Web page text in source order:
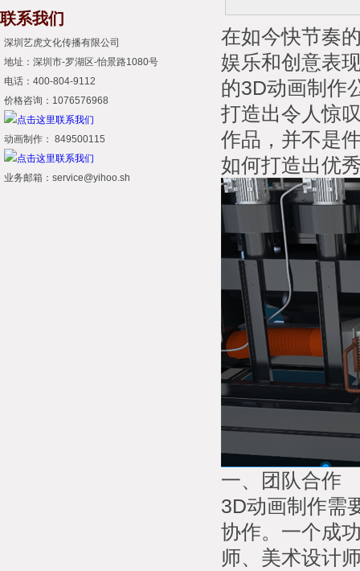
联系我们
深圳艺虎文化传播有限公司
地址：深圳市-罗湖区-怡景路1080号
电话：400-804-9112
价格咨询：1076576968
动画制作： 849500115
业务邮箱：service@yihoo.sh
在如今快节奏
娱乐和创意表
的3D动画制作
打造出令人惊
作品，并不是
如何打造出优
一、团队合作
3D动画制作需
协作。一个成
师、美术设计